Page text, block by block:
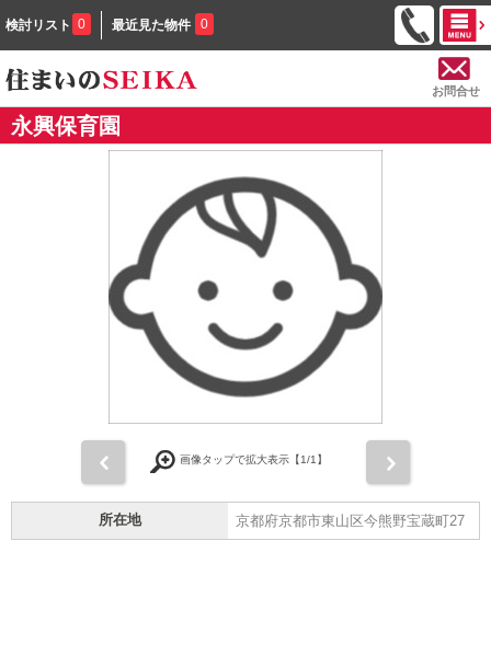
検討リスト 0 最近見た物件 0
お問合せ
永興保育園
画像タップで拡大表示【1/1】
所在地 京都府京都市東山区今熊野宝蔵町27